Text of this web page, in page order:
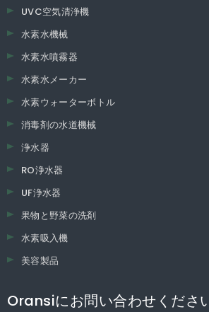
UVC空気清浄機
水素水機械
水素水噴霧器
水素水メーカー
水素ウォーターボトル
消毒剤の水道機械
浄水器
RO浄水器
UF浄水器
果物と野菜の洗剤
水素吸入機
美容製品
Oransiにお問い合わせくださ